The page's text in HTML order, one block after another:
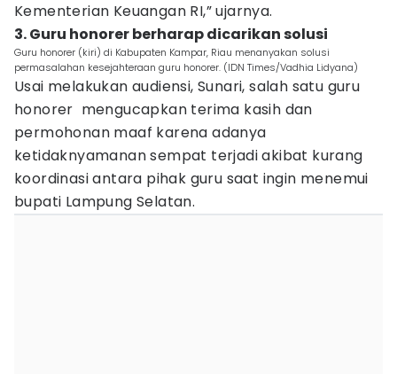
Kementerian Keuangan RI,” ujarnya.
3. Guru honorer berharap dicarikan solusi
Guru honorer (kiri) di Kabupaten Kampar, Riau menanyakan solusi
permasalahan kesejahteraan guru honorer. (IDN Times/Vadhia Lidyana)
Usai melakukan audiensi, Sunari, salah satu guru
honorer mengucapkan terima kasih dan
permohonan maaf karena adanya
ketidaknyamanan sempat terjadi akibat kurang
koordinasi antara pihak guru saat ingin menemui
bupati Lampung Selatan.